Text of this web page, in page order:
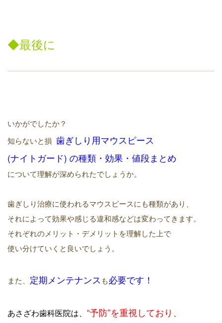
◆最後に
いかがでしたか？
知らないと損 歯ぎしり用マウスピース
(ナイトガード) の種類・効果・ 値段まとめ
について理解が深められたでしょうか。
歯ぎしり治療に使われるマウスピースにも種類があり、
それによって効果や感じる違和感などは変わってきます。
それぞれのメリット・デメリットを理解した上で
使い分けていくと良いでしょう。
また、 定期メンテナンス も必要です！
あさざわ歯科医院は、 “予防”を重視しており、